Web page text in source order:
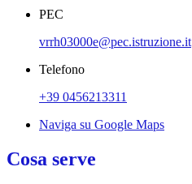
PEC
vrrh03000e@pec.istruzione.it
Telefono
+39 0456213311
Naviga su Google Maps
Cosa serve